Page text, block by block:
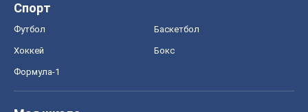
Спорт
Футбол Баскетбол
Хоккей Бокс
Формула-1